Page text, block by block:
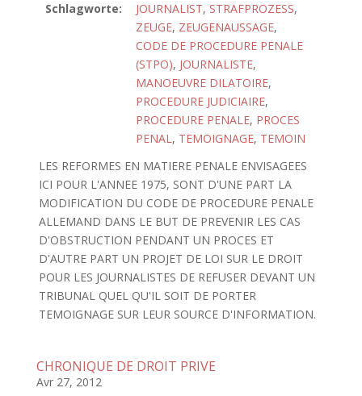
Schlagworte:
JOURNALIST, STRAFPROZESS,
ZEUGE, ZEUGENAUSSAGE,
CODE DE PROCEDURE PENALE
(STPO), JOURNALISTE,
MANOEUVRE DILATOIRE,
PROCEDURE JUDICIAIRE,
PROCEDURE PENALE, PROCES
PENAL, TEMOIGNAGE, TEMOIN
LES REFORMES EN MATIERE PENALE ENVISAGEES
ICI POUR L'ANNEE 1975, SONT D'UNE PART LA
MODIFICATION DU CODE DE PROCEDURE PENALE
ALLEMAND DANS LE BUT DE PREVENIR LES CAS
D'OBSTRUCTION PENDANT UN PROCES ET
D'AUTRE PART UN PROJET DE LOI SUR LE DROIT
POUR LES JOURNALISTES DE REFUSER DEVANT UN
TRIBUNAL QUEL QU'IL SOIT DE PORTER
TEMOIGNAGE SUR LEUR SOURCE D'INFORMATION.
CHRONIQUE DE DROIT PRIVE
Avr 27, 2012